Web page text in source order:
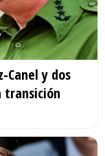
Canel y dos
transición